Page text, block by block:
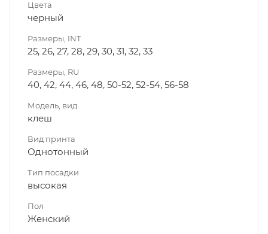
Цвета
черный
Размеры, INT
25, 26, 27, 28, 29, 30, 31, 32, 33
Размеры, RU
40, 42, 44, 46, 48, 50-52, 52-54, 56-58
Модель, вид
клеш
Вид принта
Однотонный
Тип посадки
высокая
Пол
Женский